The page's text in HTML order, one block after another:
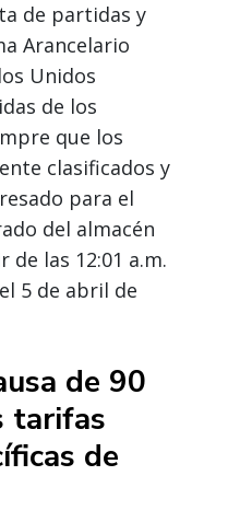
de partidas y
Arancelario
Unidos
de los
que los
clasificados y
para el
del almacén
las 12:01 a.m.
5 de abril de
de 90
tarifas
de